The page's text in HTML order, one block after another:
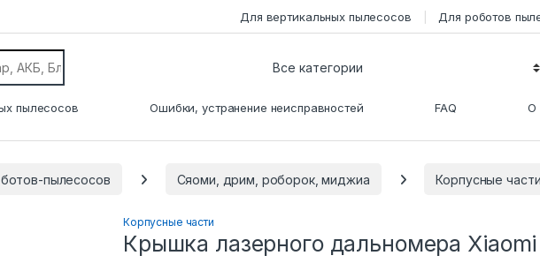
Для вертикальных пылесосов Для роботов
пылесосов Ошибки, устранение неисправностей FAQ О
пылесосов Сяоми, дрим, роборок, миджиа Корпусные части
Корпусные части
Крышка лазерного дальномера Xiaomi